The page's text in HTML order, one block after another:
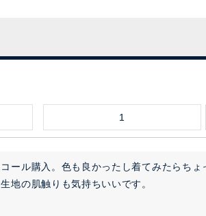
1
ール購入。色も良かったし着てみたらち
地の肌触りも気持ちいいです。